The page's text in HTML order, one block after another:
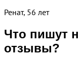
Ренат, 56 лет
Что пишут
отзывы?